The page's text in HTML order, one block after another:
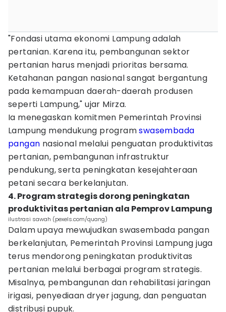
"Fondasi utama ekonomi Lampung adalah
pertanian. Karena itu, pembangunan sektor
pertanian harus menjadi prioritas bersama.
Ketahanan pangan nasional sangat bergantung
pada kemampuan daerah-daerah produsen
seperti Lampung," ujar Mirza.
Ia menegaskan komitmen Pemerintah Provinsi
Lampung mendukung programswasembada
pangan nasional melalui penguatan produktivitas
pertanian, pembangunan infrastruktur
pendukung, serta peningkatan kesejahteraan
petani secara berkelanjutan.
4. Program strategis dorong peningkatan
produktivitas pertanian ala Pemprov Lampung
ilustrasi sawah (pexels.com/quang)
Dalam upaya mewujudkan swasembada pangan
berkelanjutan, Pemerintah Provinsi Lampung juga
terus mendorong peningkatan produktivitas
pertanian melalui berbagai program strategis.
Misalnya, pembangunan dan rehabilitasi jaringan
irigasi, penyediaan dryer jagung, dan penguatan
distribusi pupuk.